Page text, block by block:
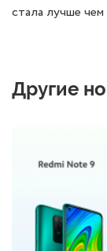
стала лучше
Другие